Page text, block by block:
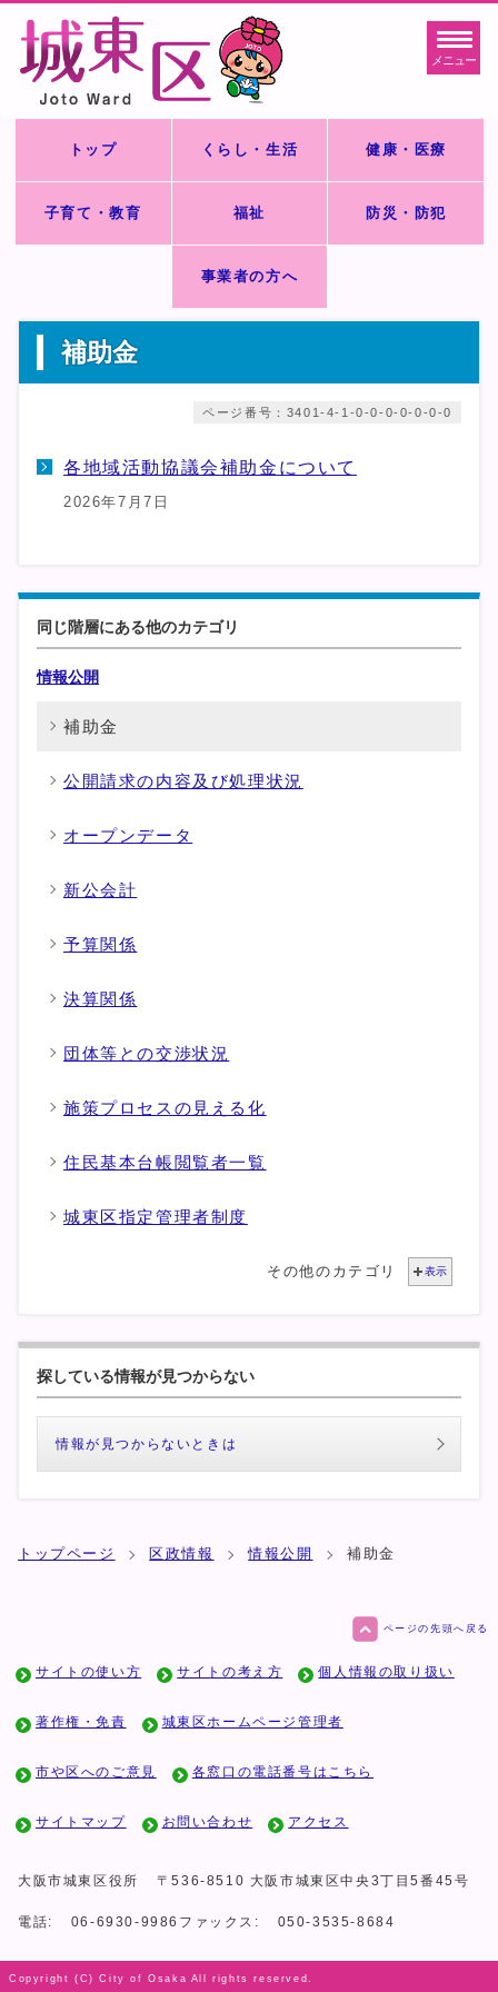
メニュー
トップ くらし・生活 健康・医療
子育て・教育 福祉 防災・防犯
事業者の方へ
補助金
ページ番号：3401-4-1-0-0-0-0-0-0-0
各地域活動協議会補助金について
2026年7月7日
同じ階層にある他のカテゴリ
情報公開
補助金
公開請求の内容及び処理状況
オープンデータ
新公会計
予算関係
決算関係
団体等との交渉状況
施策プロセスの見える化
住民基本台帳閲覧者一覧
城東区指定管理者制度
その他のカテゴリ 表示
探している情報が見つからない
情報が見つからないときは
トップページ 区政情報 情報公開 補助金
ページの先頭へ戻る
サイトの使い方 サイトの考え方 個人情報の取り扱い
著作権・免責 城東区ホームページ管理者
市や区へのご意見 各窓口の電話番号はこちら
サイトマップ お問い合わせ アクセス
大阪市城東区役所 〒536-8510 大阪市城東区中央3丁目5番45号
電話: 06-6930-9986 ファックス: 050-3535-8684
Copyright (C) City of Osaka All rights reserved.